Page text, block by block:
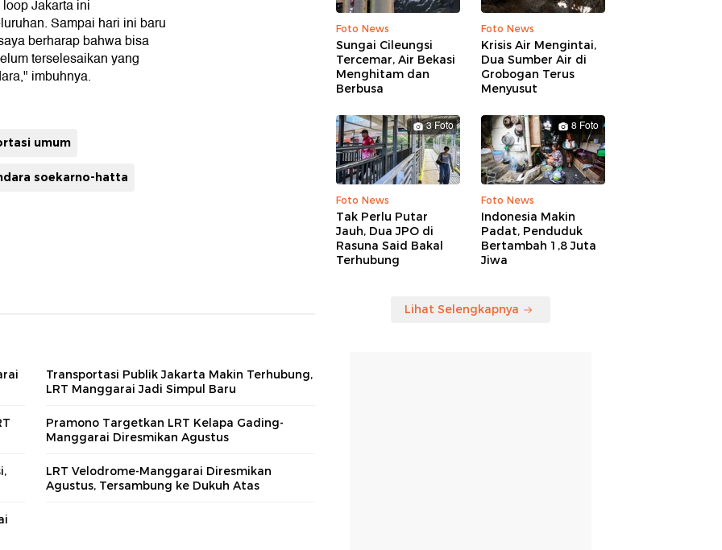
Jakarta ini
Sampai hari ini baru
berharap bahwa bisa
terselesaikan yang
imbuhnya.
umum
soekarno-hatta
Transportasi Publik Jakarta Makin Terhubung,
LRT Manggarai Jadi Simpul Baru
Pramono Targetkan LRT Kelapa Gading-
Manggarai Diresmikan Agustus
LRT Velodrome-Manggarai Diresmikan
Agustus, Tersambung ke Dukuh Atas
Foto News
Sungai Cileungsi
Tercemar, Air Bekasi
Menghitam dan
Berbusa
Foto News
Krisis Air Mengintai,
Dua Sumber Air di
Grobogan Terus
Menyusut
3 Foto
Foto News
Tak Perlu Putar
Jauh, Dua JPO di
Rasuna Said Bakal
Terhubung
8 Foto
Foto News
Indonesia Makin
Padat, Penduduk
Bertambah 1,8 Juta
Jiwa
Lihat Selengkapnya